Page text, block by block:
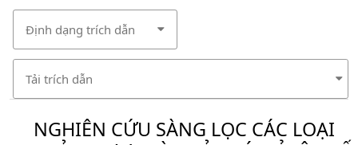
Định dạng trích dẫn
Tải trích dẫn
NGHIÊN CỨU SÀNG LỌC CÁC LOẠI